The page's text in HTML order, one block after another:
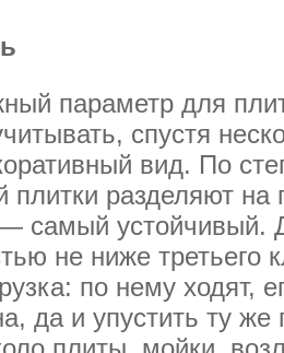
параметр для
спустя
вид. По
плитки разделяют
самый устойчивый.
не ниже третьего
по нему ходят,
да и упустить ту